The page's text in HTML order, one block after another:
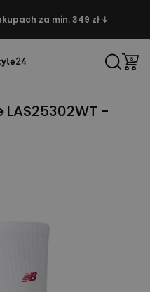
za min. 349 zł ↓
-